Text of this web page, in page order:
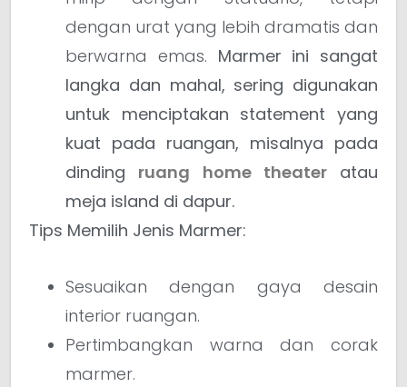
dengan urat yang lebih dramatis dan
berwarna emas. Marmer ini sangat
langka dan mahal, sering digunakan
untuk menciptakan statement yang
kuat pada ruangan, misalnya pada
dinding ruang home theateratau
meja island di dapur.
Tips Memilih Jenis Marmer:
Sesuaikan dengan gaya desain
interior ruangan.
Pertimbangkan warna dan corak
marmer.